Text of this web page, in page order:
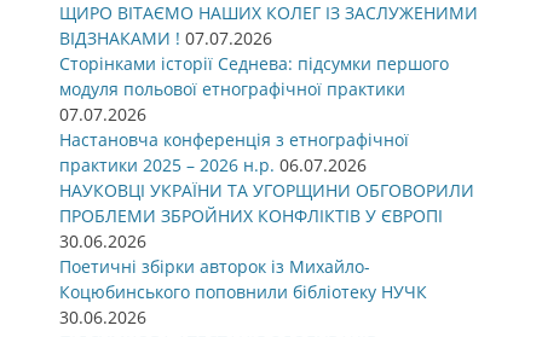
ЩИРО ВІТАЄМО НАШИХ КОЛЕГ ІЗ ЗАСЛУЖЕНИМИ
ВІДЗНАКАМИ ! 07.07.2026
Сторінками історії Седнева: підсумки першого
модуля польової етнографічної практики
07.07.2026
Настановча конференція з етнографічної
практики 2025 – 2026 н.р. 06.07.2026
НАУКОВЦІ УКРАЇНИ ТА УГОРЩИНИ ОБГОВОРИЛИ
ПРОБЛЕМИ ЗБРОЙНИХ КОНФЛІКТІВ У ЄВРОПІ
30.06.2026
Поетичні збірки авторок із Михайло-
Коцюбинського поповнили бібліотеку НУЧК
30.06.2026